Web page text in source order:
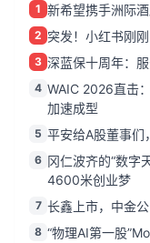
1 新希望携手洲际
2 突发！小红书刚
3 深蓝保十周年：
4 WAIC 2026直击
加速成型
5 平安给A股董事们
6 冈仁波齐的“数字
4600米创业梦
7 长鑫上市，中金
8 “物理AI第一股